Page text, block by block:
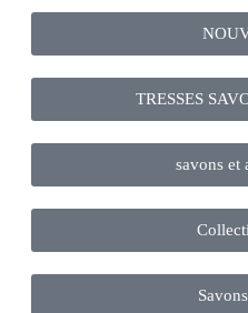
TRESSES
savons et